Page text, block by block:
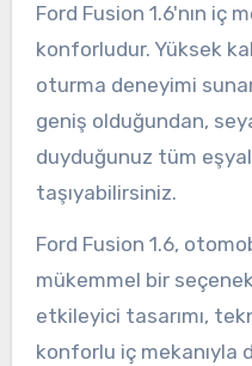
Ford Fusion 1.6'nın iç
konforludur. Yüksek
oturma deneyimi
geniş olduğundan,
duyduğunuz tüm
taşıyabilirsiniz.
Ford Fusion 1.6,
mükemmel bir
etkileyici tasarımı,
konforlu iç mekanıyla